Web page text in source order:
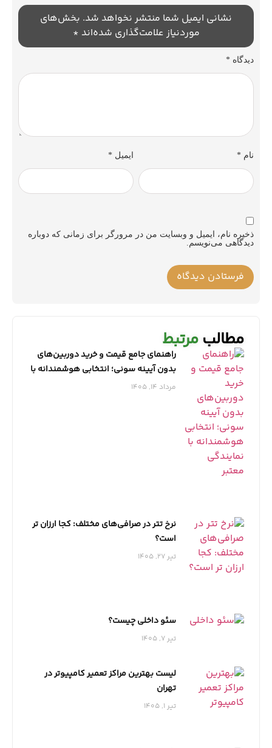
نشانی ایمیل شما منتشر نخواهد شد. بخش‌های
موردنیاز علامت‌گذاری شده‌اند *
دیدگاه *
نام * ایمیل *
ذخیره نام، ایمیل و وبسایت من در مرورگر برای زمانی که دوباره
دیدگاهی می‌نویسم.
مطالب مرتبط
راهنمای جامع قیمت و خرید دوربین‌های
بدون آیینه سونی؛ انتخابی هوشمندانه با
نمایندگی معتبر
مرداد 14, 1405
نرخ تتر در صرافی‌های مختلف: کجا ارزان تر
است؟
تیر 27, 1405
سئو داخلی چیست؟
تیر 7, 1405
لیست بهترین مراکز تعمیر کامپیوتر در
تهران
تیر 1, 1405